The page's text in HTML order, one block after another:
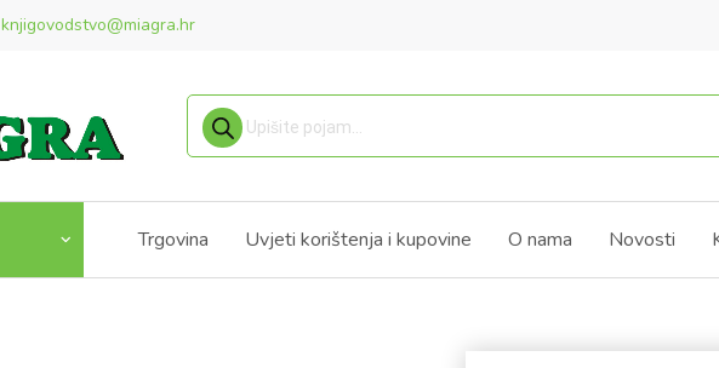
knjigovodstvo@miagra.hr
Products search
Trgovina Uvjeti korištenja i kupovine O nama Novosti